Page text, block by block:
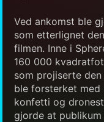
Ved ankomst ble
som etterlignet
filmen. Inne i
160 000
som projiserte
ble forsterket med
konfetti og
gjorde at